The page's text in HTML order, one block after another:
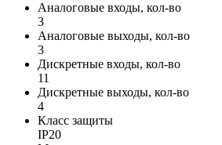
Аналоговые входы, кол-во
3
Аналоговые выходы, кол-во
3
Дискретные входы, кол-во
11
Дискретные выходы, кол-во
4
Класс защиты
IP20